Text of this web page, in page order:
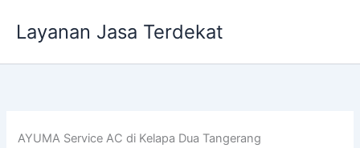
Layanan Jasa Terdekat
AYUMA Service AC di Kelapa Dua Tangerang